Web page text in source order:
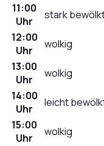
11:00
Uhr
stark
12:00
Uhr
wolkig
13:00
Uhr
wolkig
14:00
Uhr
leicht
15:00
Uhr
wolkig